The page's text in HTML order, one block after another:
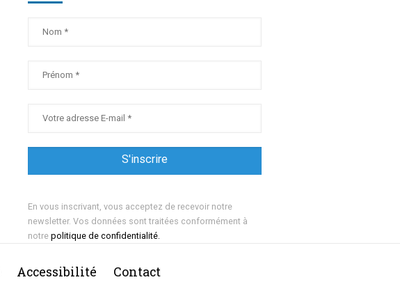
En vous inscrivant, vous acceptez de recevoir notre
newsletter. Vos données sont traitées conformément à
notre politique de confidentialité.
Accessibilité Contact